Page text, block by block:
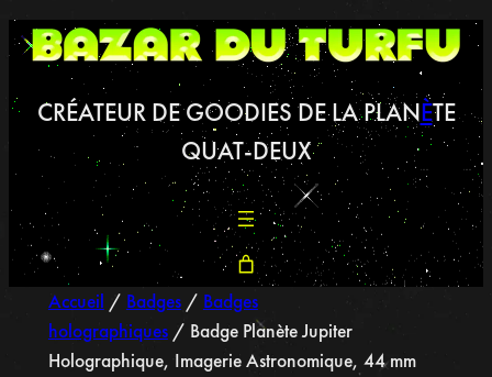
CRÉATEUR DE GOODIES DE LA PLANÈTE
QUAT-DEUX
Accueil / Badges/ Badges
holographiques/ Badge Planète Jupiter
Holographique, Imagerie Astronomique, 44 mm